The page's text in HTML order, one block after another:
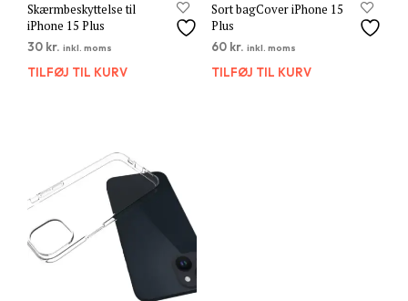
Skærmbeskyttelse til
iPhone 15 Plus
30 kr. inkl. moms
TILFØJ TIL KURV
Sort bagCover iPhone 15
Plus
60 kr. inkl. moms
TILFØJ TIL KURV